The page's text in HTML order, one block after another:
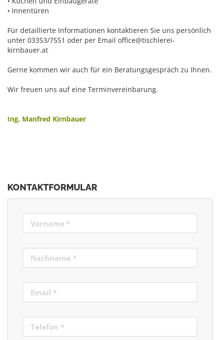
• Innentüren
Für detaillierte Informationen kontaktieren Sie uns persönlich
unter 03353/7551 oder per Email office@tischlerei-
kirnbauer.at
Gerne kommen wir auch für ein Beratungsgespräch zu Ihnen.
Wir freuen uns auf eine Terminvereinbarung.
Ing. Manfred Kirnbauer
KONTAKTFORMULAR